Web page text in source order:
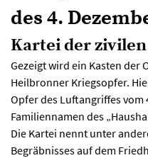
des 4.
Kartei der
Gezeigt wird ein Kasten der
Heilbronner Kriegsopfer.
Opfer des Luftangriffes vom
Familiennamen des
Die Kartei nennt unter
Begräbnisses auf dem